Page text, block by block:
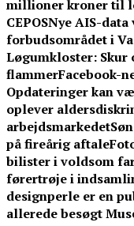
millioner kroner til
CEPOSNye AIS-
forbudsområdet i
Løgumkloster: Skur
flammerFacebook-
Opdateringer kan
oplever
arbejdsmarkedet
på fireårig aftale
bilister i voldsom
førertrøje i
designperle er en
allerede besøgt